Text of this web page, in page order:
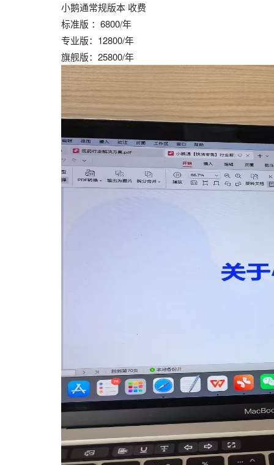
小鹅通常规版本 收费
标准版 ：6800/年
专业版：12800/年
旗舰版：25800/年